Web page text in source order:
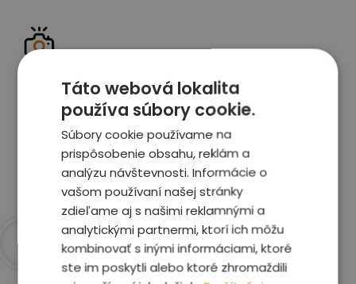
Celé auto z exteriéru aj interiéru nafotíme
vrátane závad a poškodení
Zobraziť report
Táto webová lokalita
používa súbory cookie.
Súbory cookie používame na
prispôsobenie obsahu, reklám a
analýzu návštevnosti. Informácie o
vašom používaní našej stránky
zdieľame aj s našimi reklamnými a
analytickými partnermi, ktorí ich môžu
kombinovať s inými informáciami, ktoré
ste im poskytli alebo ktoré zhromaždili